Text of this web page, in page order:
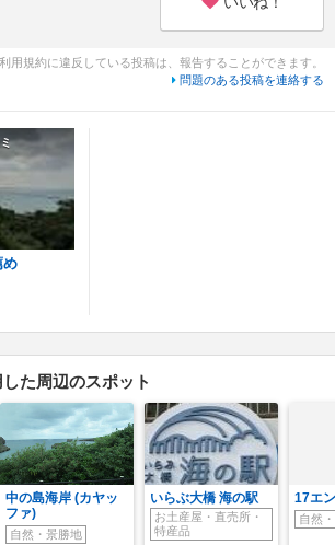
利用規約に違反している投稿は、報告することができます。
問題のある投稿を連絡する
め
た周辺のスポット
中の島海岸 (カヤッ
ファ)
自然・景勝地
いらぶ大橋 海の駅
お土産屋・直売所・
特産品
17エ
自然